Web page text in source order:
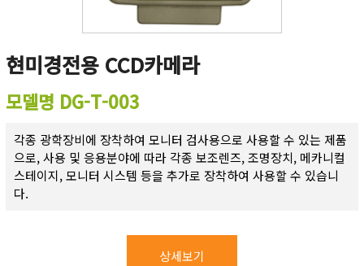
현미경전용 CCD카메라
모델명 DG-T-003
각종 광학장비에 장착하여 모니터 검사용으로 사용할 수 있는 제품
으로, 사용 및 응용분야에 따라 각종 보조렌즈, 조명장치, 메카니컬
스테이지, 모니터 시스템 등을 추가로 장착하여 사용할 수 있습니
다.
상세보기